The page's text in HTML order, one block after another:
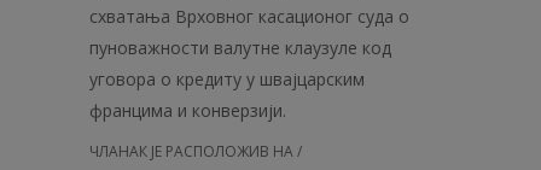
схватања Врховног касационог суда о
пуноважности валутне клаузуле код
уговора о кредиту у швајцарским
францима и конверзији.
ЧЛАНАК ЈЕ РАСПОЛОЖИВ НА /